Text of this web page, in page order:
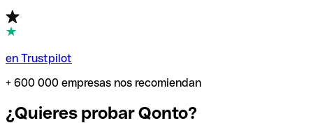
en Trustpilot
+ 600 000 empresas nos recomiendan
¿Quieres probar Qonto?